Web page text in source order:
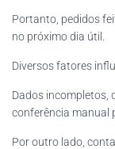
Portanto, pedidos
no próximo dia útil.
Diversos fatores
Dados incompletos,
conferência manual
Por outro lado,